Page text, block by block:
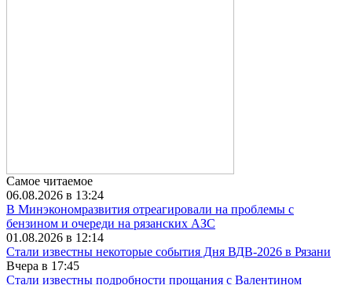
Самое читаемое
06.08.2026 в 13:24
В Минэкономразвития отреагировали на проблемы с
бензином и очереди на рязанских АЗС
01.08.2026 в 12:14
Стали известны некоторые события Дня ВДВ-2026 в Рязани
Вчера в 17:45
Стали известны подробности прощания с Валентином